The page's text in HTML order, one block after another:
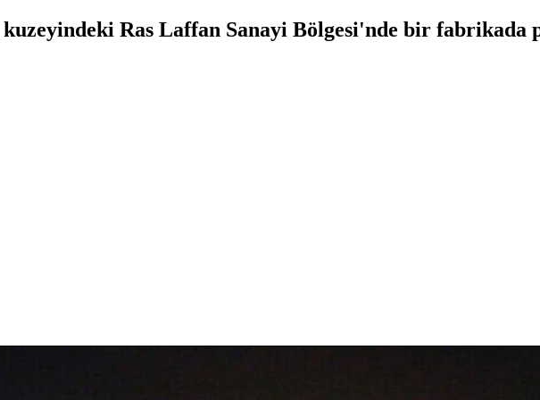
Ras Laffan Sanayi Bölgesi'nde bir fabrikada